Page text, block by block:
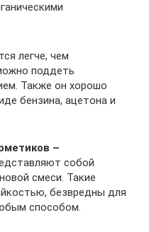
легче, чем
поддеть
Также он хорошо
бензина, ацетона и
–
собой
смеси. Такие
безвредны для
способом.